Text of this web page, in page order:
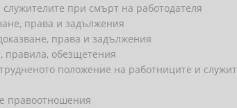
при смърт на работодателя
права и задължения
права и задължения
правила, обезщетения
положение на работниците и
правоотношения